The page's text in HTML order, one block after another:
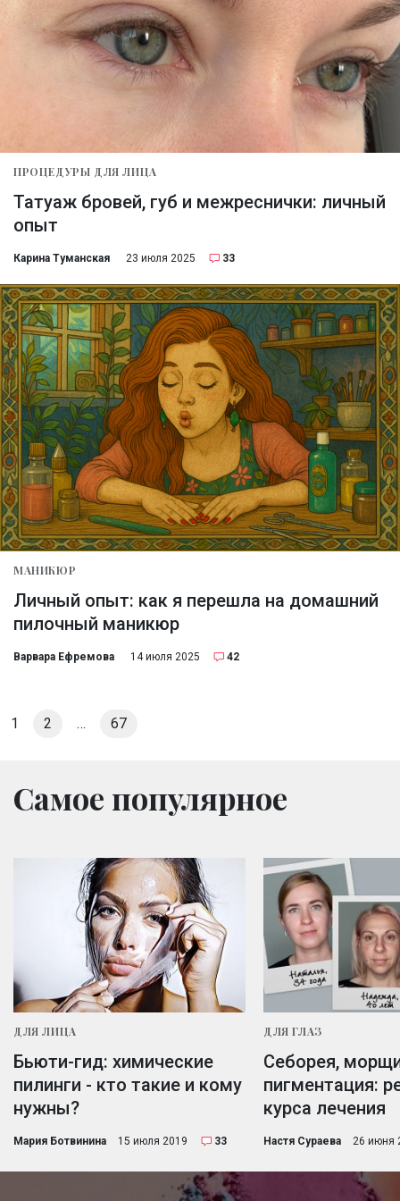
ПРОЦЕДУРЫ ДЛЯ ЛИЦА
Татуаж бровей, губ и межреснички: личный
опыт
Карина Туманская 23 июля 2025 33
МАНИКЮР
Личный опыт: как я перешла на домашний
пилочный маникюр
Варвара Ефремова 14 июля 2025 42
1 2 … 67
Самое популярное
ДЛЯ ЛИЦА
Бьюти-гид: химические
пилинги - кто такие и кому
нужны?
Мария Ботвинина 15 июля 2019 33
ДЛЯ ГЛАЗ
Себорея,
пигментация:
курса лечения
Настя Сураева 26 июня